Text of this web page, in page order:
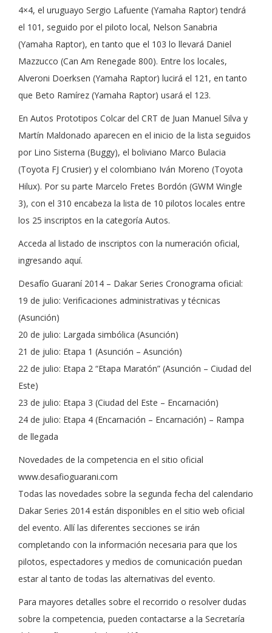
4×4, el uruguayo Sergio Lafuente (Yamaha Raptor) tendrá
el 101, seguido por el piloto local, Nelson Sanabria
(Yamaha Raptor), en tanto que el 103 lo llevará Daniel
Mazzucco (Can Am Renegade 800). Entre los locales,
Alveroni Doerksen (Yamaha Raptor) lucirá el 121, en tanto
que Beto Ramírez (Yamaha Raptor) usará el 123.
En Autos Prototipos Colcar del CRT de Juan Manuel Silva y
Martín Maldonado aparecen en el inicio de la lista seguidos
por Lino Sisterna (Buggy), el boliviano Marco Bulacia
(Toyota FJ Crusier) y el colombiano Iván Moreno (Toyota
Hilux). Por su parte Marcelo Fretes Bordón (GWM Wingle
3), con el 310 encabeza la lista de 10 pilotos locales entre
los 25 inscriptos en la categoría Autos.
Acceda al listado de inscriptos con la numeración oficial,
ingresando aquí.
Desafío Guaraní 2014 – Dakar Series Cronograma oficial:
19 de julio: Verificaciones administrativas y técnicas
(Asunción)
20 de julio: Largada simbólica (Asunción)
21 de julio: Etapa 1 (Asunción – Asunción)
22 de julio: Etapa 2 “Etapa Maratón” (Asunción – Ciudad del
Este)
23 de julio: Etapa 3 (Ciudad del Este – Encarnación)
24 de julio: Etapa 4 (Encarnación – Encarnación) – Rampa
de llegada
Novedades de la competencia en el sitio oficial
www.desafioguarani.com
Todas las novedades sobre la segunda fecha del calendario
Dakar Series 2014 están disponibles en el sitio web oficial
del evento. Allí las diferentes secciones se irán
completando con la información necesaria para que los
pilotos, espectadores y medios de comunicación puedan
estar al tanto de todas las alternativas del evento.
Para mayores detalles sobre el recorrido o resolver dudas
sobre la competencia, pueden contactarse a la Secretaría